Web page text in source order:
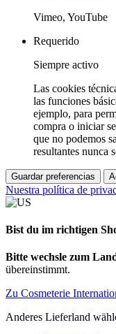
Vimeo, YouTube
Requerido
Siempre activo
Las cookies
las funciones
ejemplo, para
compra o iniciar
que no podemos
resultantes nunca
Guardar preferencias
Nuestra política de
Bist du im richtigen
Bitte wechsle zum
übereinstimmt.
Zu Cosmeterie
Anderes Lieferland